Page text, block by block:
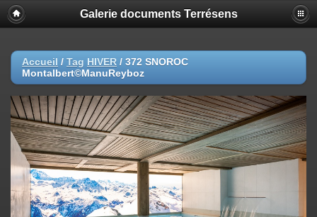
Galerie documents Terrésens
Accueil / Tag HIVER / 372 SNOROC
Montalbert©ManuReyboz